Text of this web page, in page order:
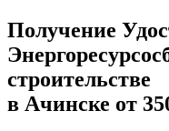
Получение
строительстве
в Ачинске от